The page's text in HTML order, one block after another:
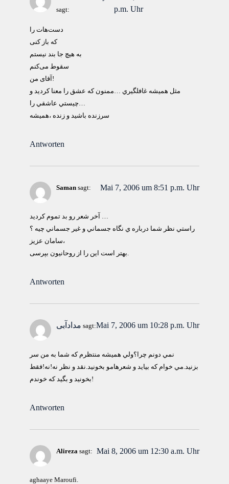
sagt:
p.m. Uhr
دست‌هات را
که باز کنی
به هيچ جا بند نيستم
سقوط می‌کنم
آقای من!
مثل هميشه غافلگيري …ممنون كه عشق را معنا كرديد و
سرزنده باشيد و زنده ،هميشه
Antworten
Saman sagt: Mai 7, 2006 um 8:51 p.m. Uhr
آخر شعر رو بد تموم كرديد …
راستي نظر شما درباره ي نگاه جسماني و غير جسماني چيه ؟
سامان عزيز،
بهتر است اين را از روحانيون بپرسی.
Antworten
مدادآبی sagt:Mai 7, 2006 um 10:28 p.m. Uhr
نمي دونم چرا؟ولي هميشه منتظرم كه شما به من سر
بزنيد.مي خوام كه بيايد و شعرهامو بخونيد.نقد و نظر نه!نه!فقط
بخونيد و بگيد كه خوندم!
Antworten
Alireza sagt: Mai 8, 2006 um 12:30 a.m. Uhr
aghaaye Maroufi.